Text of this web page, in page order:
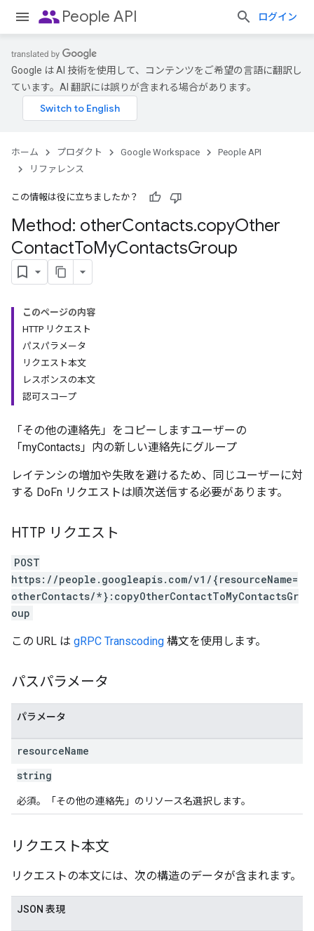
peoplePeople API ログイン
Google は AI 技術を使用して、コンテンツをご希望の言語に翻訳し
ています。AI 翻訳には誤りが含まれる場合があります。
ホーム プロダクト Google Workspace
People API
リファレンス
この情報は役に立ちましたか？
Method: otherContacts.copyOther
ContactToMyContactsGroup
このページの内容
HTTP リクエスト
パスパラメータ
リクエスト本文
レスポンスの本文
認可スコープ
「その他の連絡先」をコピーしますユーザーの
「myContacts」内の新しい連絡先にグループ
レイテンシの増加や失敗を避けるため、同じユーザーに対
する DoFn リクエストは順次送信する必要があります。
HTTP リクエスト
POST
https://people.googleapis.com/v1/{resourceName=
otherContacts/*}:copyOtherContactToMyContactsGr
oup
この URL は gRPC Transcoding 構文を使用します。
パスパラメータ
パラメータ
resourceName
string
必須。「その他の連絡先」のリソース名選択します。
リクエスト本文
リクエストの本文には、次の構造のデータが含まれます。
JSON 表現